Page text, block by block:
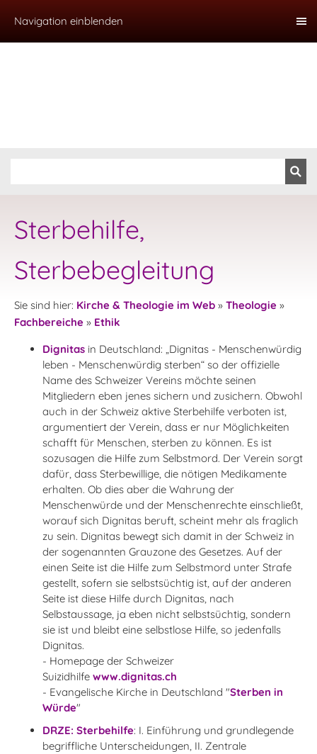
Navigation einblenden
Sterbehilfe,
Sterbebegleitung
Sie sind hier: Kirche & Theologie im Web » Theologie »
Fachbereiche » Ethik
Dignitas in Deutschland: „Dignitas - Menschenwürdig
leben - Menschenwürdig sterben“ so der offizielle
Name des Schweizer Vereins möchte seinen
Mitgliedern eben jenes sichern und zusichern. Obwohl
auch in der Schweiz aktive Sterbehilfe verboten ist,
argumentiert der Verein, dass er nur Möglichkeiten
schafft für Menschen, sterben zu können. Es ist
sozusagen die Hilfe zum Selbstmord. Der Verein sorgt
dafür, dass Sterbewillige, die nötigen Medikamente
erhalten. Ob dies aber die Wahrung der
Menschenwürde und der Menschenrechte einschließt,
worauf sich Dignitas beruft, scheint mehr als fraglich
zu sein. Dignitas bewegt sich damit in der Schweiz in
der sogenannten Grauzone des Gesetzes. Auf der
einen Seite ist die Hilfe zum Selbstmord unter Strafe
gestellt, sofern sie selbstsüchtig ist, auf der anderen
Seite ist diese Hilfe durch Dignitas, nach
Selbstaussage, ja eben nicht selbstsüchtig, sondern
sie ist und bleibt eine selbstlose Hilfe, so jedenfalls
Dignitas.
- Homepage der Schweizer
Suizidhilfe www.dignitas.ch
- Evangelische Kirche in Deutschland "Sterben in
Würde"
DRZE: Sterbehilfe: I. Einführung und grundlegende
begriffliche Unterscheidungen, II. Zentrale